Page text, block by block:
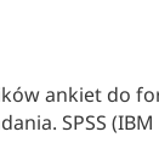
ankiet do
SPSS